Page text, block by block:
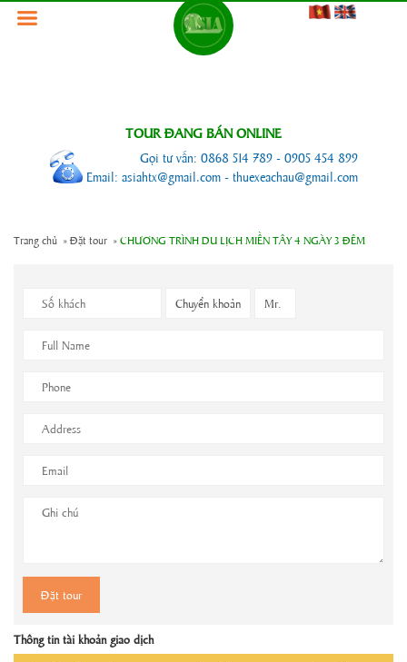
TOUR ĐANG BÁN ONLINE
Gọi tư vấn: 0868 514 789 - 0905 454 899
Email: asiahtx@gmail.com - thuexeachau@gmail.com
Trang chủ »Đặt tour »CHƯƠNG TRÌNH DU LỊCH MIỀN TÂY 4 NGÀY 3 ĐÊM
Thông tin tài khoản giao dịch